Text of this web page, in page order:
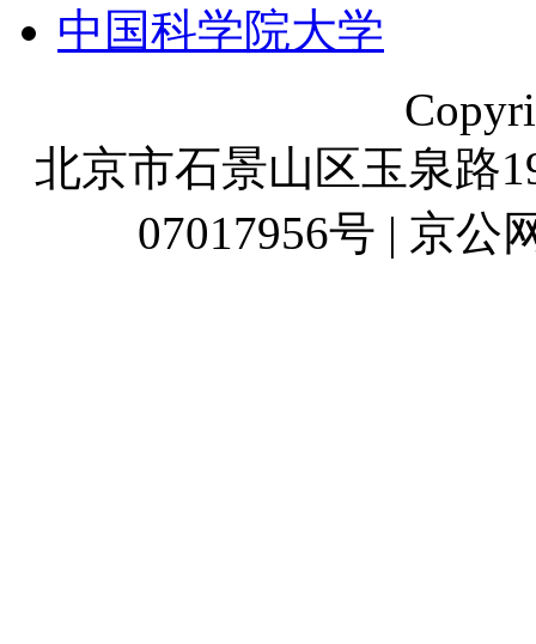
中国科学院大学
北京市石景山区玉泉路
07017956号 | 京公